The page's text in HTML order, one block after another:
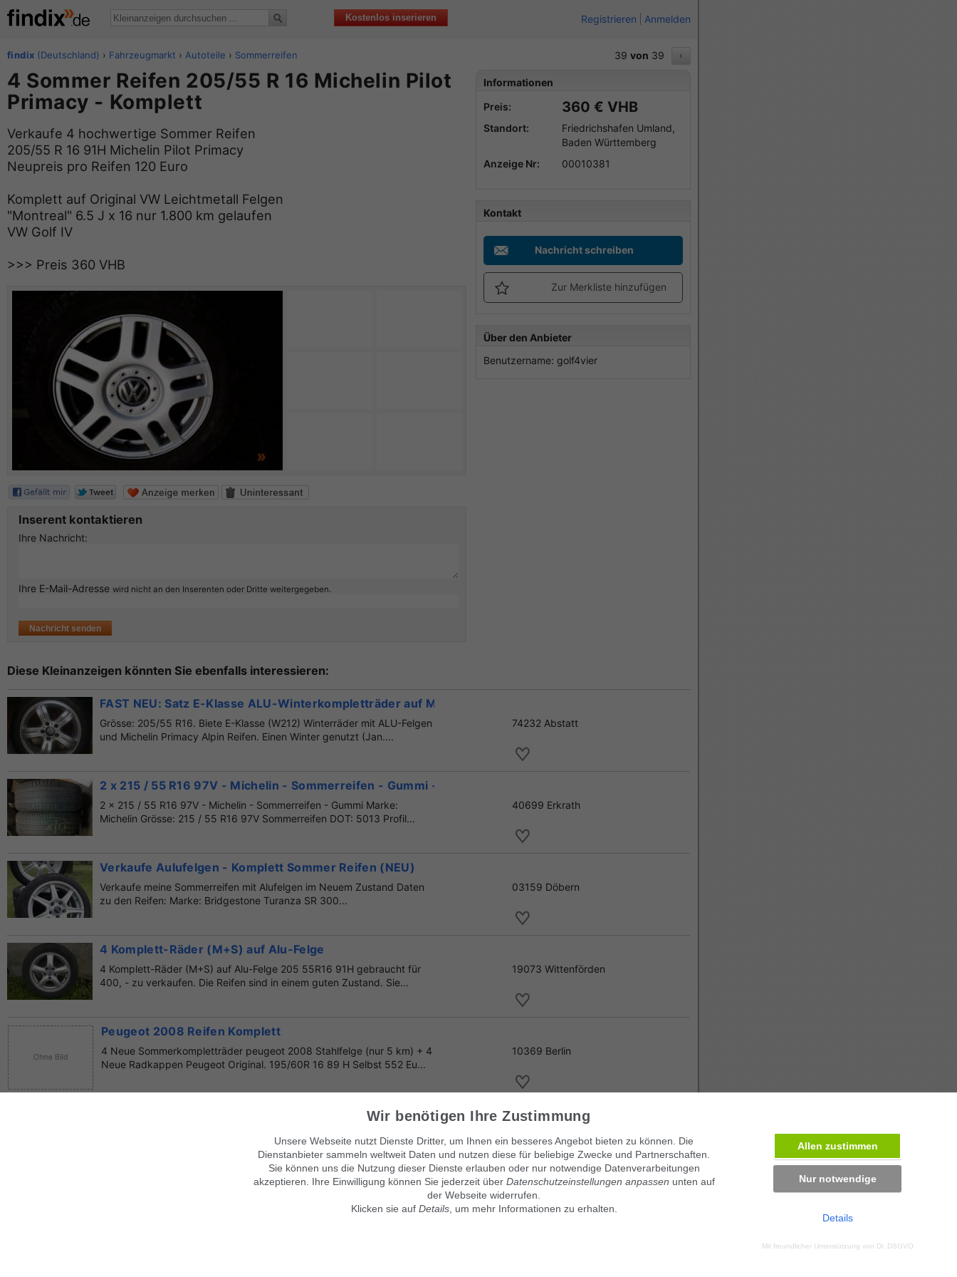
Kostenlos inserieren Registrieren Anmelden
findix (Deutschland) › Fahrzeugmarkt › Autoteile › Sommerreifen 39 von 39 ‹
4 Sommer Reifen 205/55 R 16 Michelin Pilot
Primacy - Komplett
Verkaufe 4 hochwertige Sommer Reifen
205/55 R 16 91H Michelin Pilot Primacy
Neupreis pro Reifen 120 Euro
Komplett auf Original VW Leichtmetall Felgen
"Montreal" 6.5 J x 16 nur 1.800 km gelaufen
VW Golf IV
>>> Preis 360 VHB
Inserent kontaktieren
Ihre Nachricht:
Ihre E-Mail-Adresse wird nicht an den Inserenten oder Dritte weitergegeben.
Informationen
Preis:
360 € VHB
Standort:
Friedrichshafen Umland,
Baden Württemberg
Anzeige Nr:
00010381
Kontakt
Nachricht schreiben
Zur Merkliste hinzufügen
Über den Anbieter
Benutzername: golf4vier
Diese Kleinanzeigen könnten Sie ebenfalls interessieren:
FAST NEU: Satz E-Klasse ALU-Winterkompletträder auf Michelin-R.
Grösse: 205/55 R16. Biete E-Klasse (W212) Winterräder mit ALU-Felgen
und Michelin Primacy Alpin Reifen. Einen Winter genutzt (Jan....
74232 Abstatt
2 x 215 / 55 R16 97V - Michelin - Sommerreifen - Gummi - REIFEN
2 x 215 / 55 R16 97V - Michelin - Sommerreifen - Gummi Marke:
Michelin Grösse: 215 / 55 R16 97V Sommerreifen DOT: 5013 Profil...
40699 Erkrath
Verkaufe Aulufelgen - Komplett Sommer Reifen (NEU)
Verkaufe meine Sommerreifen mit Alufelgen im Neuem Zustand Daten
zu den Reifen: Marke: Bridgestone Turanza SR 300...
03159 Döbern
4 Komplett-Räder (M+S) auf Alu-Felge
4 Komplett-Räder (M+S) auf Alu-Felge 205 55R16 91H gebraucht für
400, - zu verkaufen. Die Reifen sind in einem guten Zustand. Sie...
19073 Wittenförden
Peugeot 2008 Reifen Komplett
4 Neue Sommerkompletträder peugeot 2008 Stahlfelge (nur 5 km) + 4
Neue Radkappen Peugeot Original. 195/60R 16 89 H Selbst 552 Eu...
10369 Berlin
4 Neue Stahl-Kompletträder Peugeot 195/60 R16 89H
einen Neuwagen, der dieses Jahr gekauft und zugelassen wurde.
Wir benötigen Ihre Zustimmung
Unsere Webseite nutzt Dienste Dritter, um Ihnen ein besseres Angebot bieten zu können. Die
Dienstanbieter sammeln weltweit Daten und nutzen diese für beliebige Zwecke und Partnerschaften.
Sie können uns die Nutzung dieser Dienste erlauben oder nur notwendige Datenverarbeitungen
akzeptieren. Ihre Einwilligung können Sie jederzeit über Datenschutzeinstellungen anpassen unten auf
der Webseite widerrufen.
Klicken sie auf Details, um mehr Informationen zu erhalten.
Allen zustimmen
Nur notwendige
Details
Mit freundlicher Unterstützung von Dr. DSGVO